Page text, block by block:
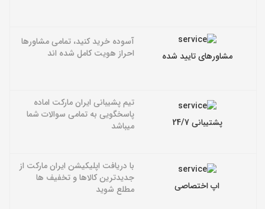
مشاورهای تایید شده
آسوده خرید کنید، تمامی مشاورها
احراز هویت کامل شده اند
پشتیبانی 24/7
تیم پشیبانی ایران مارکت اماده
پاسخگویی به تمامی سوالات شما
میباشد
اپ اختصاصی
با دریافت اپلیکیشن ایران مارکت از
جدیدترین کالاها و تخفیف ها
مطلع شوید